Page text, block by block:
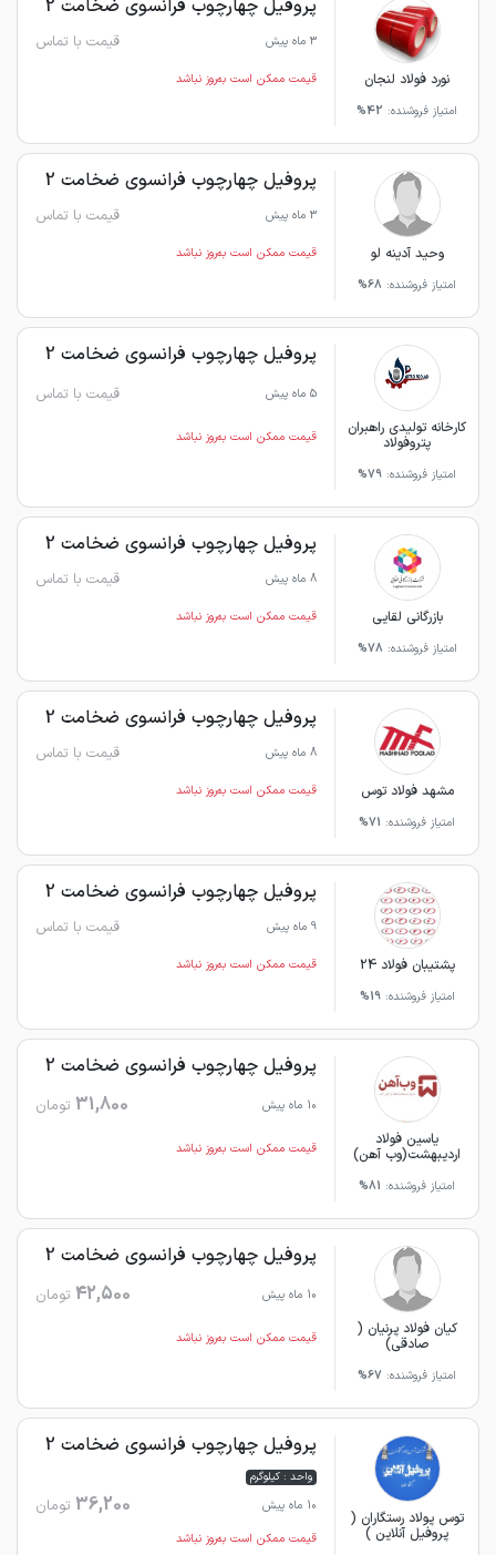
نورد فولاد لنجان
امتیاز فروشنده: 42%
پروفیل چهارچوب فرانسوی ضخامت 2
3 ماه پیش قیمت با تماس
قیمت ممکن است به‌روز نباشد
وحید آدینه لو
امتیاز فروشنده: 68%
پروفیل چهارچوب فرانسوی ضخامت 2
3 ماه پیش قیمت با تماس
قیمت ممکن است به‌روز نباشد
کارخانه تولیدی راهبران
پتروفولاد
امتیاز فروشنده: 79%
پروفیل چهارچوب فرانسوی ضخامت 2
5 ماه پیش قیمت با تماس
قیمت ممکن است به‌روز نباشد
بازرگانی لقایی
امتیاز فروشنده: 78%
پروفیل چهارچوب فرانسوی ضخامت 2
8 ماه پیش قیمت با تماس
قیمت ممکن است به‌روز نباشد
مشهد فولاد توس
امتیاز فروشنده: 71%
پروفیل چهارچوب فرانسوی ضخامت 2
8 ماه پیش قیمت با تماس
قیمت ممکن است به‌روز نباشد
پشتیبان فولاد 24
امتیاز فروشنده:19%
پروفیل چهارچوب فرانسوی ضخامت 2
9 ماه پیش قیمت با تماس
قیمت ممکن است به‌روز نباشد
یاسین فولاد
اردیبهشت(وب آهن)
امتیاز فروشنده: 81%
پروفیل چهارچوب فرانسوی ضخامت 2
10 ماه پیش 31,800 تومان
قیمت ممکن است به‌روز نباشد
کیان فولاد پرنیان (
صادقی)
امتیاز فروشنده: 67%
پروفیل چهارچوب فرانسوی ضخامت 2
10 ماه پیش 42,500 تومان
قیمت ممکن است به‌روز نباشد
توس پولاد رستگاران (
پروفیل آنلاین )
پروفیل چهارچوب فرانسوی ضخامت 2
واحد : کیلوگرم
10 ماه پیش
36,200 تومان
قیمت ممکن است به‌روز نباشد